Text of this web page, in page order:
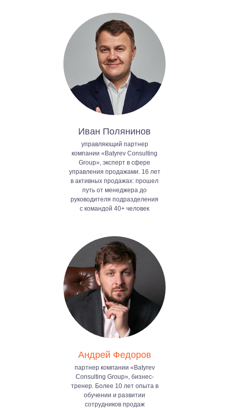
Иван Полянинов
управляющий партнер
компании «Batyrev Consulting
Group», эксперт в сфере
управления продажами. 16 лет
в активных продажах: прошел
путь от менеджера до
руководителя подразделения
с командой 40+ человек
Андрей Федоров
партнер компании «Batyrev
Consulting Group», бизнес-
тренер. Более 10 лет опыта в
обучении и развитии
сотрудников продаж